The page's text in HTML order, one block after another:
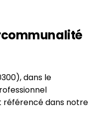
dans le
référencé dans notre